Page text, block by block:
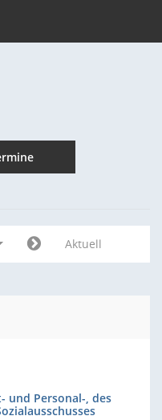
Aktuell
und Personal-, des